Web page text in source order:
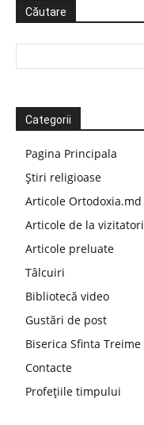
Căutare
Categorii
Pagina Principala
Știri religioase
Articole Ortodoxia.md
Articole de la vizitatori
Articole preluate
Tâlcuiri
Bibliotecă video
Gustări de post
Biserica Sfinta Treime
Contacte
Profețiile timpului